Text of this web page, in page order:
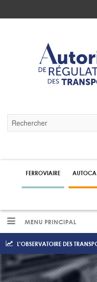
par
pour
recherche
FERROVIAIRE
MENU PRINCIPAL
L'OBSERVATOIRE DES